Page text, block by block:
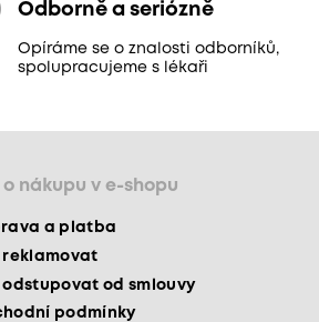
Odborně a seriózně
Opíráme se o znalosti odborníků,
spolupracujeme s lékaři
o nákupu v e-shopu
a platba
reklamovat
odstupovat od smlouvy
podmínky